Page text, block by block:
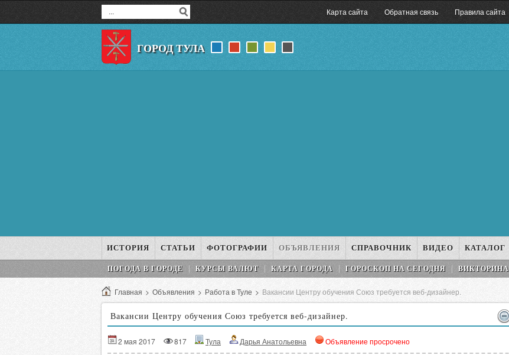
Карта сайта Обратная связь Правила сайта
ГОРОД ТУЛА
ИСТОРИЯ СТАТЬИ ФОТОГРАФИИ ОБЪЯВЛЕНИЯ СПРАВОЧНИК ВИДЕО КАТАЛОГ
ПОГОДА В ГОРОДЕ КУРСЫ ВАЛЮТ КАРТА ГОРОДА ГОРОСКОП НA СEГОДНЯ ВИКТОРИНА
Главная > Объявления > Работа в Туле > Вакансии Центру обучения Союз требуется веб-дизайнер.
Вакансии Центру обучения Союз требуется веб-дизайнер.
2 мая 2017 817 Тула Дарья Анатольевна Объявление просрочено